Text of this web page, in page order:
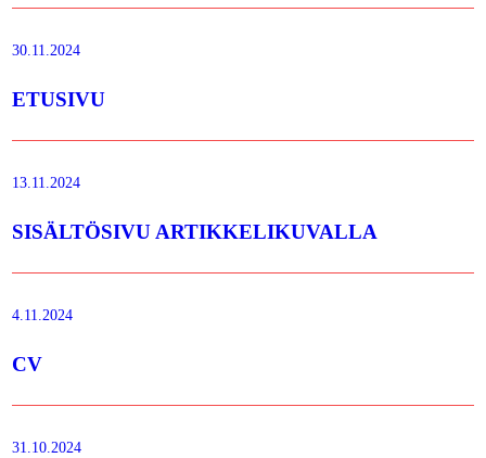
30.11.2024
ETUSIVU
13.11.2024
SISÄLTÖSIVU ARTIKKELIKUVALLA
4.11.2024
CV
31.10.2024